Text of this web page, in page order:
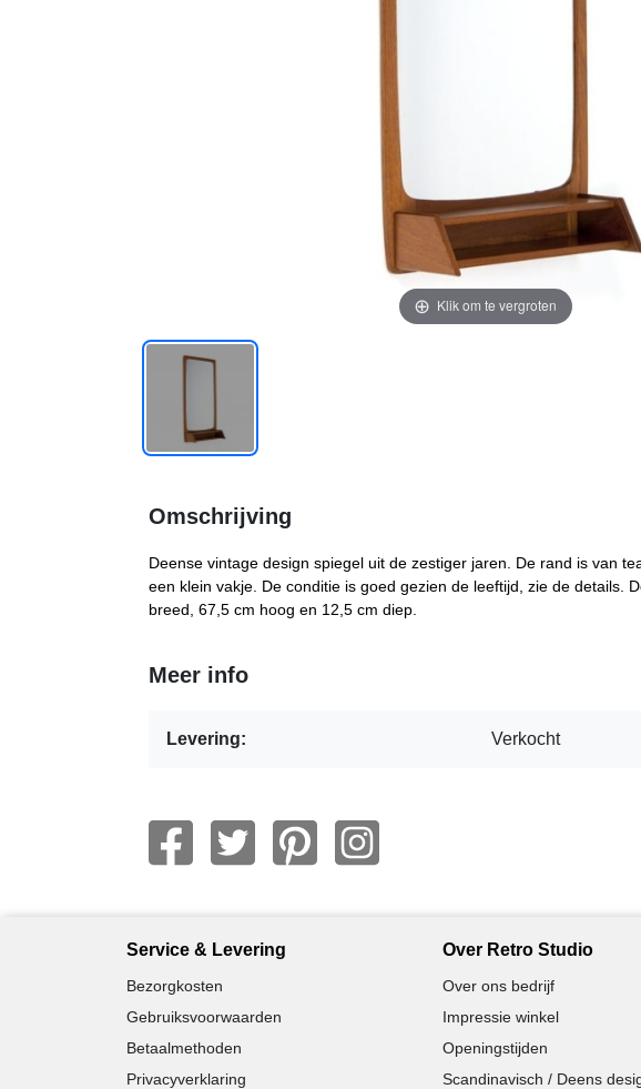
Klik om te vergroten
Omschrijving
Deense vintage design spiegel uit de zestiger jaren. De rand is van
een klein vakje. De conditie is goed gezien de leeftijd, zie de details.
breed, 67,5 cm hoog en 12,5 cm diep.
Meer info
Levering: Verkocht
Service & Levering
Bezorgkosten
Gebruiksvoorwaarden
Betaalmethoden
Privacyverklaring
Over Retro Studio
Over ons bedrijf
Impressie winkel
Openingstijden
Scandinavisch / Deens